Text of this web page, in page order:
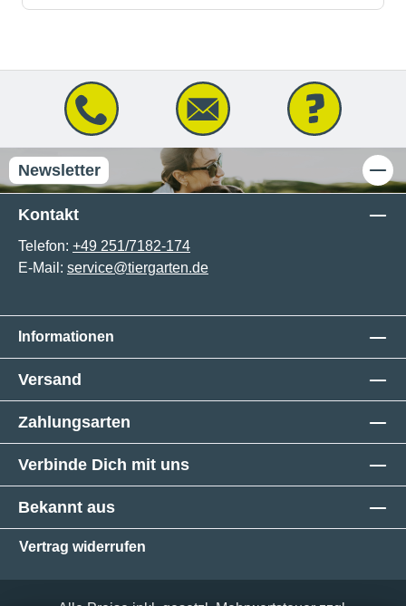
Newsletter
Kontakt
Telefon: +49 251/7182-174
E-Mail: service@tiergarten.de
Informationen
Versand
Zahlungsarten
Verbinde Dich mit uns
Bekannt aus
Vertrag widerrufen